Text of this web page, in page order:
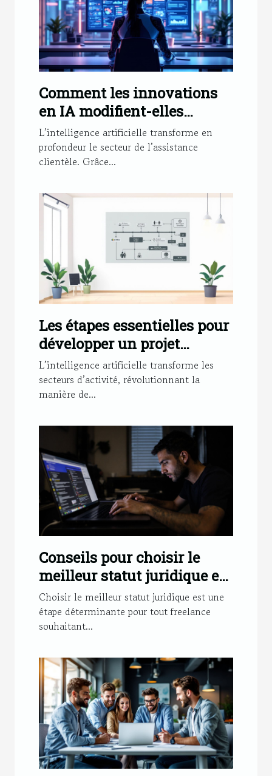
Comment les innovations
en IA modifient-elles
l'assistance clientèle ?
L’intelligence artificielle transforme en
profondeur le secteur de l’assistance
clientèle. Grâce...
Les étapes essentielles pour
développer un projet
d'intelligence artificielle
efficace
L’intelligence artificielle transforme les
secteurs d’activité, révolutionnant la
manière de...
Conseils pour choisir le
meilleur statut juridique en
tant que freelance
Choisir le meilleur statut juridique est une
étape déterminante pour tout freelance
souhaitant...